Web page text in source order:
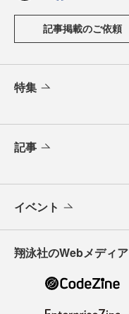
記事掲載のご依頼
特集
記事
イベント
翔泳社のWebメディア